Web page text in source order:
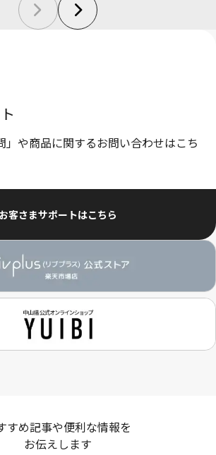
」や商品に関するお問い合わせはこち
お客さまサポートはこちら
すめ記事や便利な情報を
お伝えします